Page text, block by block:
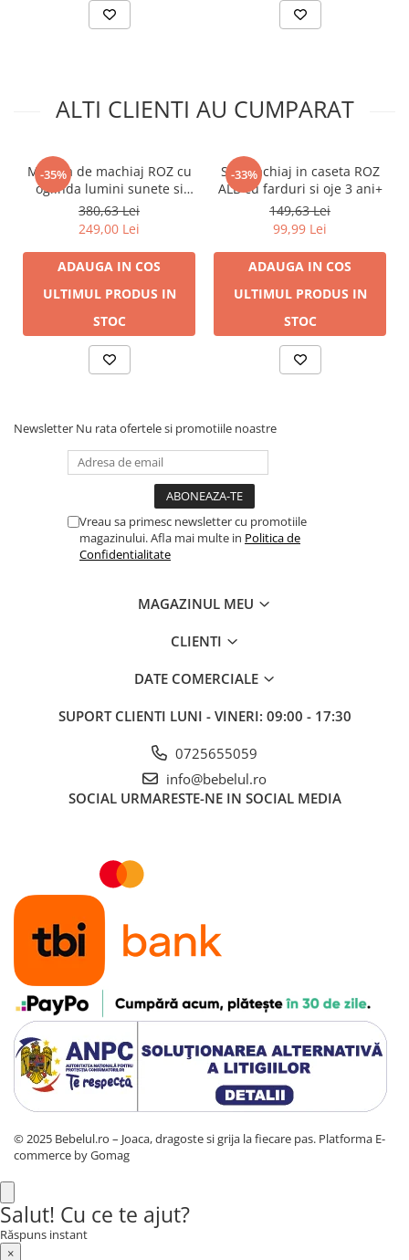
ALTI CLIENTI AU CUMPARAT
-35%
Masuta de machiaj ROZ cu
oglinda lumini sunete si
accesorii bijuterii
380,63 Lei
249,00 Lei
ADAUGA IN COS
ULTIMUL PRODUS IN
STOC
-33%
Set machiaj in caseta ROZ
ALB cu farduri si oje 3 ani+
149,63 Lei
99,99 Lei
ADAUGA IN COS
ULTIMUL PRODUS IN
STOC
Newsletter Nu rata ofertele si promotiile noastre
Vreau sa primesc newsletter cu promotiile
magazinului. Afla mai multe in Politica de
Confidentialitate
MAGAZINUL MEU
CLIENTI
DATE COMERCIALE
SUPORT CLIENTI LUNI - VINERI: 09:00 - 17:30
0725655059
info@bebelul.ro
SOCIAL URMARESTE-NE IN SOCIAL MEDIA
© 2025 Bebelul.ro – Joaca, dragoste si grija la fiecare pas. Platforma E-
commerce by Gomag
Salut! Cu ce te ajut?
Răspuns instant
×